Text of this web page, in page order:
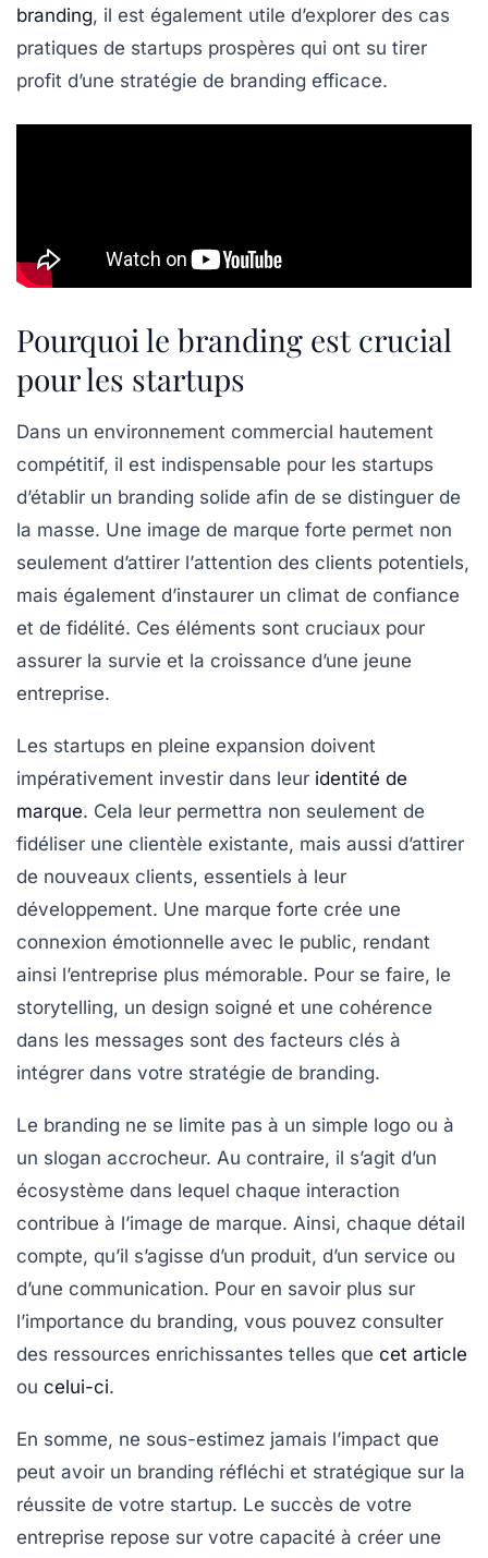
branding, il est également utile d’explorer des cas
pratiques de startups prospères qui ont su tirer
profit d’une stratégie de branding efficace.
Pourquoi le branding est crucial
pour les startups
Dans un environnement commercial hautement
compétitif, il est indispensable pour les startups
d’établir un branding solide afin de se distinguer de
la masse. Une image de marque forte permet non
seulement d’attirer l’attention des clients potentiels,
mais également d’instaurer un climat de confiance
et de fidélité. Ces éléments sont cruciaux pour
assurer la survie et la croissance d’une jeune
entreprise.
Les startups en pleine expansion doivent
impérativement investir dans leur identité de
marque. Cela leur permettra non seulement de
fidéliser une clientèle existante, mais aussi d’attirer
de nouveaux clients, essentiels à leur
développement. Une marque forte crée une
connexion émotionnelle avec le public, rendant
ainsi l’entreprise plus mémorable. Pour se faire, le
storytelling, un design soigné et une cohérence
dans les messages sont des facteurs clés à
intégrer dans votre stratégie de branding.
Le branding ne se limite pas à un simple logo ou à
un slogan accrocheur. Au contraire, il s’agit d’un
écosystème dans lequel chaque interaction
contribue à l’image de marque. Ainsi, chaque détail
compte, qu’il s’agisse d’un produit, d’un service ou
d’une communication. Pour en savoir plus sur
l’importance du branding, vous pouvez consulter
des ressources enrichissantes telles que cet article
ou celui-ci.
En somme, ne sous-estimez jamais l’impact que
peut avoir un branding réfléchi et stratégique sur la
réussite de votre startup. Le succès de votre
entreprise repose sur votre capacité à créer une